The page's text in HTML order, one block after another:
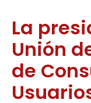
La
Unión
de